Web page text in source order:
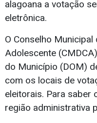
alagoana a votação
eletrônica.
O Conselho
Adolescente
do Município (DOM)
com os locais de
eleitorais. Para saber
região administrativa